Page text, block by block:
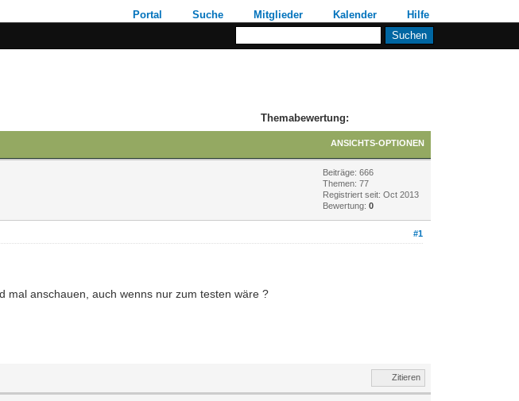
Portal Suche Mitglieder Kalender
Hilfe
Themabewertung:
ANSICHTS-OPTIONEN
Beiträge: 666
Themen: 77
Registriert seit: Oct 2013
Bewertung:0
#1
mal anschauen, auch wenns nur zum testen wäre ?
Zitieren